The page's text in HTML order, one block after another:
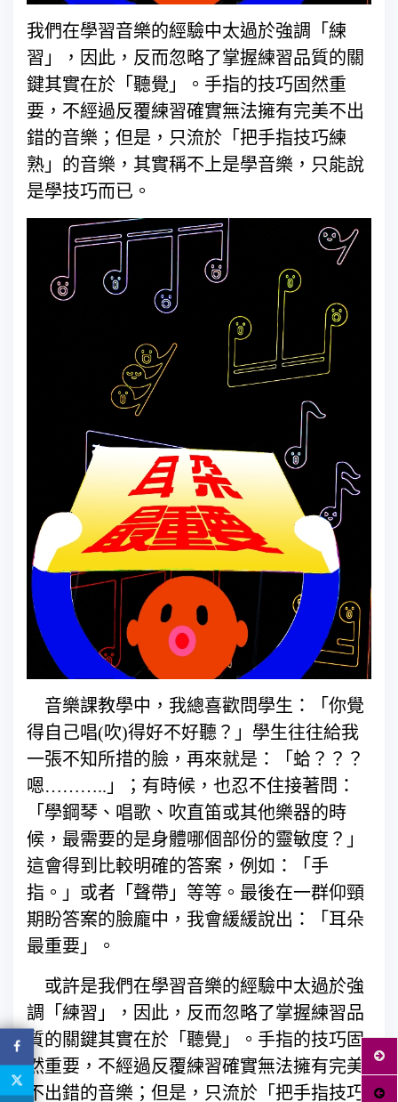
我們在學習音樂的經驗中太過於強調「練
習」，因此，反而忽略了掌握練習品質的關
鍵其實在於「聽覺」。手指的技巧固然重
要，不經過反覆練習確實無法擁有完美不出
錯的音樂；但是，只流於「把手指技巧練
熟」的音樂，其實稱不上是學音樂，只能說
是學技巧而已。
音樂課教學中，我總喜歡問學生：「你覺
得自己唱(吹)得好不好聽？」學生往往給我
一張不知所措的臉，再來就是：「蛤？？？
嗯………..」；有時候，也忍不住接著問：
「學鋼琴、唱歌、吹直笛或其他樂器的時
候，最需要的是身體哪個部份的靈敏度？」
這會得到比較明確的答案，例如：「手
指。」或者「聲帶」等等。最後在一群仰頸
期盼答案的臉龐中，我會緩緩說出：「耳朵
最重要」。
或許是我們在學習音樂的經驗中太過於強
調「練習」，因此，反而忽略了掌握練習品
質的關鍵其實在於「聽覺」。手指的技巧固
然重要，不經過反覆練習確實無法擁有完美
不出錯的音樂；但是，只流於「把手指技巧